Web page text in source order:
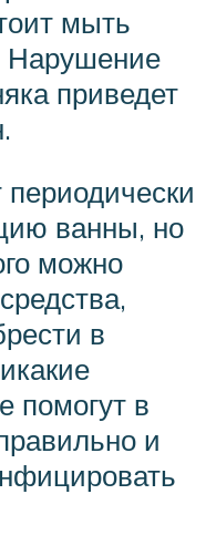
мыть
Нарушение
приведет
ванны, но
можно
в
помогут в
и